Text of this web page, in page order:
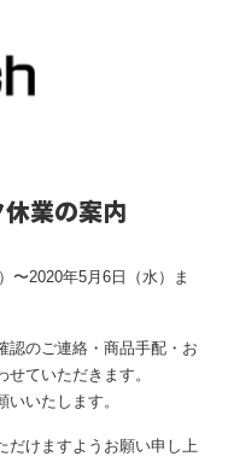
業の案内
2020年5月6日（水）ま
認のご連絡・商品手配・お
ていただきます。
いたします。
だけますようお願い申し上